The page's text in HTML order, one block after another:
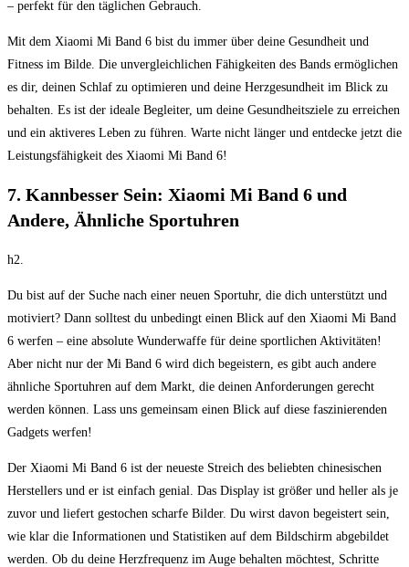
– perfekt ‌für den täglichen Gebrauch.
Mit⁤ dem Xiaomi Mi Band 6 bist du ​immer über deine Gesundheit und‍
Fitness‍ im Bilde. ⁤Die unvergleichlichen Fähigkeiten des Bands ermöglichen
es dir, deinen​ Schlaf zu‍ optimieren ‍und⁣ deine Herzgesundheit im‍ Blick zu
⁢behalten. Es‍ ist der ‌ideale Begleiter, um​ deine Gesundheitsziele zu erreichen‌
und ein aktiveres Leben zu führen. Warte nicht länger und‌ entdecke jetzt die
Leistungsfähigkeit des Xiaomi Mi Band ‍6!
7. ‌Kannbesser Sein: Xiaomi ‍Mi Band 6 und
Andere, Ähnliche ‍Sportuhren
h2. ⁢
Du bist auf der Suche nach einer neuen Sportuhr,‍ die dich unterstützt und
motiviert? Dann solltest du unbedingt einen Blick auf den ‌Xiaomi Mi Band⁤
6‍ werfen – eine absolute Wunderwaffe für deine sportlichen Aktivitäten!
Aber nicht nur der Mi Band 6 wird dich⁤ begeistern, es gibt ⁢auch andere
ähnliche Sportuhren auf⁢ dem Markt, die deinen Anforderungen gerecht
werden können. Lass uns gemeinsam einen Blick auf diese faszinierenden
Gadgets werfen!
Der​ Xiaomi⁤ Mi Band 6 ist der neueste Streich des beliebten chinesischen
Herstellers ​und er‍ ist einfach genial. Das Display ist größer‍ und heller als je
zuvor und liefert gestochen scharfe⁢ Bilder. Du ‌wirst⁣ davon begeistert sein,
wie ⁤klar die ⁢Informationen und Statistiken auf dem Bildschirm abgebildet
werden.⁣ Ob du deine Herzfrequenz ⁢im ‍Auge behalten möchtest, Schritte